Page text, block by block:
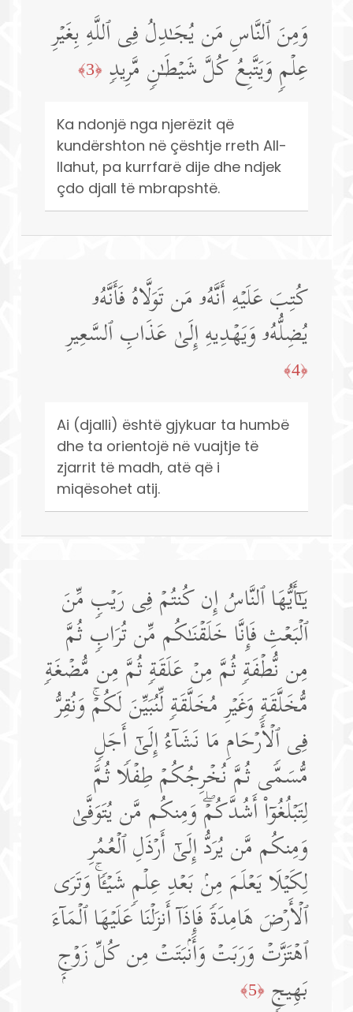
وَمِنَ ٱلنَّاسِ مَن یُجَـٰدِلُ فِی ٱللَّهِ بِغَیۡرِ
عِلۡمࣲ وَیَتَّبِعُ كُلَّ شَیۡطَـٰنࣲ مَّرِیدࣲ ﴿3﴾
Ka ndonjë nga njerëzit që
kundërshton në çështje rreth All-
llahut, pa kurrfarë dije dhe ndjek
çdo djall të mbrapshtë.
كُتِبَ عَلَیۡهِ أَنَّهُۥ مَن تَوَلَّاهُ فَأَنَّهُۥ
یُضِلُّهُۥ وَیَهۡدِیهِ إِلَىٰ عَذَابِ ٱلسَّعِیرِ
﴿4﴾
Ai (djalli) është gjykuar ta humbë
dhe ta orientojë në vuajtje të
zjarrit të madh, atë që i
miqësohet atij.
یَـٰۤأَیُّهَا ٱلنَّاسُ إِن كُنتُمۡ فِی رَیۡبࣲ مِّنَ
ٱلۡبَعۡثِ فَإِنَّا خَلَقۡنَـٰكُم مِّن تُرَابࣲ ثُمَّ
مِن نُّطۡفَةࣲ ثُمَّ مِنۡ عَلَقَةࣲ ثُمَّ مِن مُّضۡغَةࣲ
مُّخَلَّقَةࣲ وَغَیۡرِ مُخَلَّقَةࣲ لِّنُبَیِّنَ لَكُمۡۚ وَنُقِرُّ
فِی ٱلۡأَرۡحَامِ مَا نَشَاۤءُ إِلَىٰۤ أَجَلࣲ
مُّسَمࣰّى ثُمَّ نُخۡرِجُكُمۡ طِفۡلࣰا ثُمَّ
لِتَبۡلُغُوۤا۟ أَشُدَّكُمۡۖ وَمِنكُم مَّن یُتَوَفَّىٰ
وَمِنكُم مَّن یُرَدُّ إِلَىٰۤ أَرۡذَلِ ٱلۡعُمُرِ
لِكَیۡلَا یَعۡلَمَ مِنۢ بَعۡدِ عِلۡمࣲ شَیۡـࣰٔاۚ وَتَرَى
ٱلۡأَرۡضَ هَامِدَةࣰ فَإِذَاۤ أَنزَلۡنَا عَلَیۡهَا ٱلۡمَاۤءَ
ٱهۡتَزَّتۡ وَرَبَتۡ وَأَنۢبَتَتۡ مِن كُلِّ زَوۡجِۭ
بَهِیجࣲ ﴿5﴾